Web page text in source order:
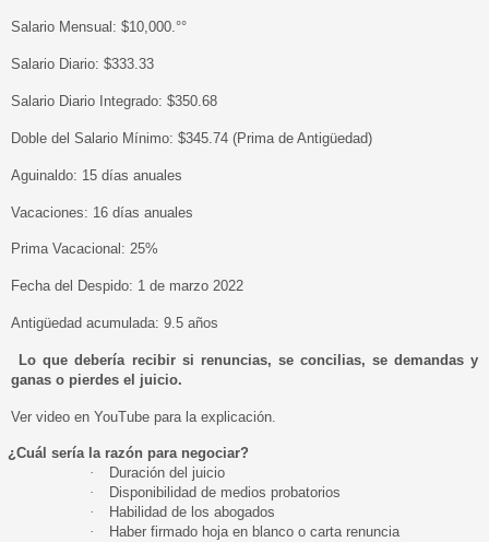
Salario Mensual: $10,000.°°
Salario Diario: $333.33
Salario Diario Integrado: $350.68
Doble del Salario Mínimo: $345.74 (Prima de Antigüedad)
Aguinaldo: 15 días anuales
Vacaciones: 16 días anuales
Prima Vacacional: 25%
Fecha del Despido: 1 de marzo 2022
Antigüedad acumulada: 9.5 años
Lo que debería recibir si renuncias, se concilias, se demandas y
ganas o pierdes el juicio.
Ver video en YouTube para la explicación.
¿Cuál sería la razón para negociar?
·
Duración del juicio
·
Disponibilidad de medios probatorios
·
Habilidad de los abogados
·
Haber firmado hoja en blanco o carta renuncia